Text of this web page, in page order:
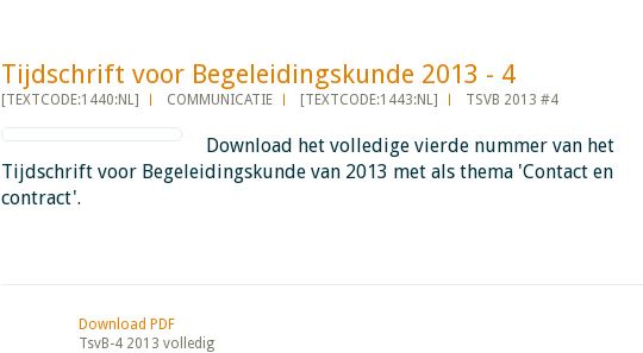
Tijdschrift voor Begeleidingskunde 2013 - 4​​​​​​
[TEXTCODE:1440:NL] COMMUNICATIE [TEXTCODE:1443:NL] TSVB 2013 #4
Download het volledige vierde nummer van het
Tijdschrift voor Begeleidingskunde van 2013 met als thema 'Contact en
contract'.
Download PDF
TsvB-4 2013 volledig